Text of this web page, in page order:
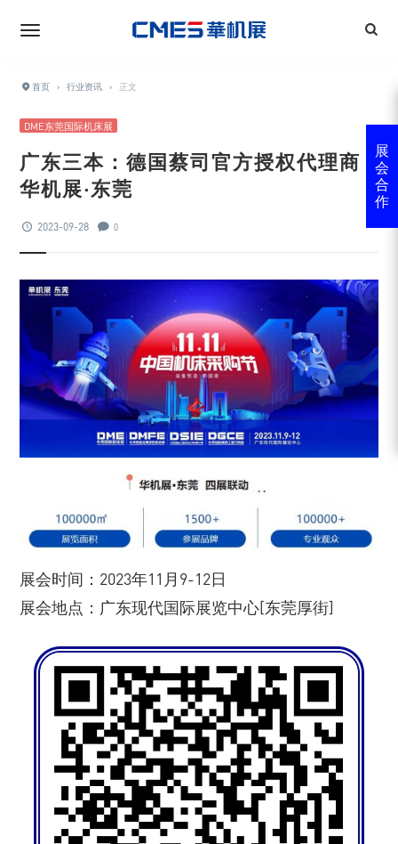
首页 › 行业资讯 › 正文
DME东莞国际机床展
广东三本：德国蔡司官方授权代理商 |
华机展·东莞
2023-09-28 0
展会时间：2023年11月9-12日
展会地点：广东现代国际展览中心[东莞厚街]
展
会
合
作